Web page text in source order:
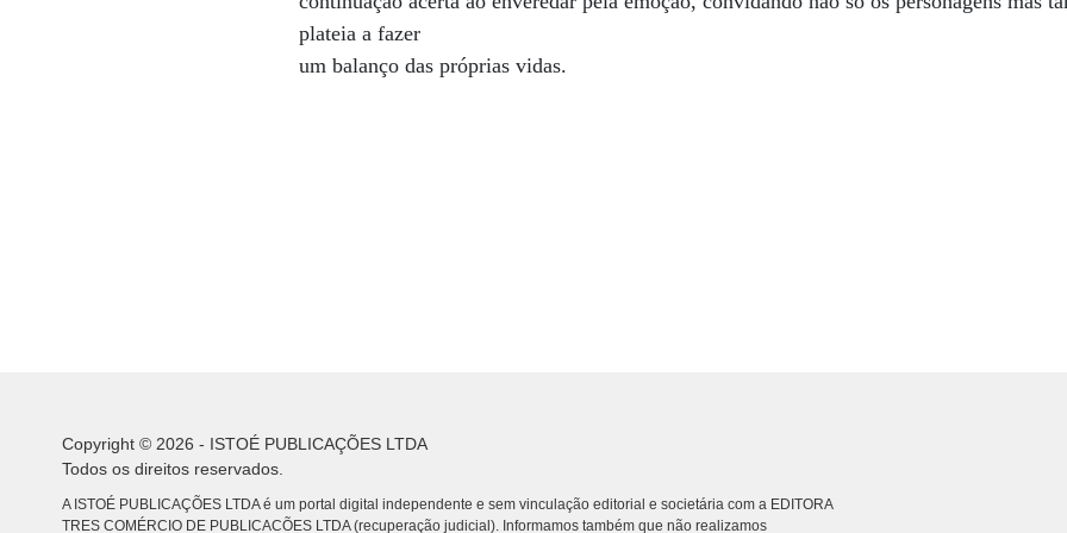
plateia a fazer
um balanço das próprias vidas.
Copyright © 2026 - ISTOÉ PUBLICAÇÕES LTDA
Todos os direitos reservados.
A ISTOÉ PUBLICAÇÕES LTDA é um portal digital independente e sem vinculação editorial e societária com a EDITORA
TRES COMÉRCIO DE PUBLICACÕES LTDA (recuperação judicial). Informamos também que não realizamos